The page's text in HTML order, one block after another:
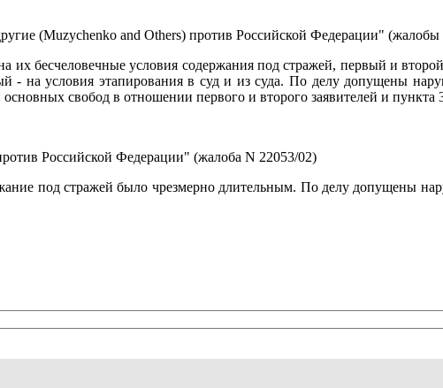
(Muzychenko and Others) против Российской Федерации" (жалобы
их бесчеловечные условия содержания под стражей, первый и
- на условия этапирования в суд и из суда. По делу допущены
свобод в отношении первого и второго заявителей и
Российской Федерации" (жалоба N 22053/02)
под стражей было чрезмерно длительным. По делу допущены